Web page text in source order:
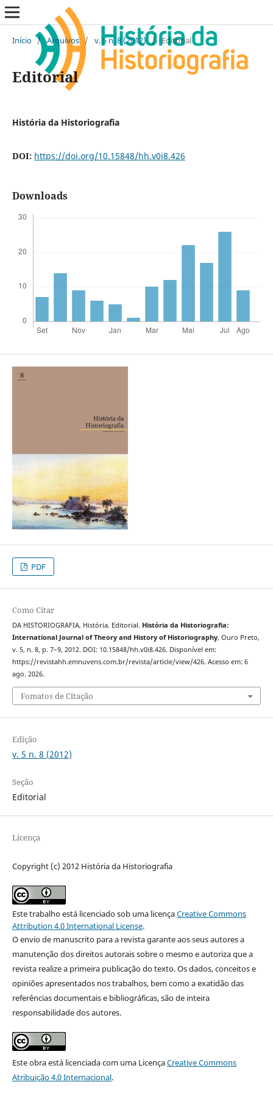
Início / Arquivos / v. 5 n. 8 (2012) / Editorial
Editorial
História da Historiografia
DOI: https://doi.org/10.15848/hh.v0i8.426
Downloads
PDF
Como Citar
DA HISTORIOGRAFIA, História. Editorial. História da Historiografia:
International Journal of Theory and History of Historiography, Ouro Preto,
v. 5, n. 8, p. 7–9, 2012. DOI: 10.15848/hh.v0i8.426. Disponível em:
https://revistahh.emnuvens.com.br/revista/article/view/426. Acesso em: 6
ago. 2026.
Fomatos de Citação
Edição
v. 5 n. 8 (2012)
Seção
Editorial
Licença
Copyright (c) 2012 História da Historiografia
Este trabalho está licenciado sob uma licençaCreative Commons
Attribution 4.0 International License.
O envio de manuscrito para a revista garante aos seus autores a
manutenção dos direitos autorais sobre o mesmo e autoriza que a
revista realize a primeira publicação do texto. Os dados, conceitos e
opiniões apresentados nos trabalhos, bem como a exatidão das
referências documentais e bibliográficas, são de inteira
responsabilidade dos autores.
Este obra está licenciada com uma LicençaCreative Commons
Atribuição 4.0 Internacional.